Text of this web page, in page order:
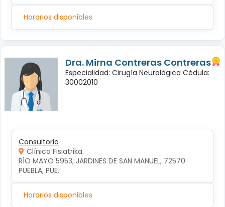
Horarios disponibles
Dra. Mirna Contreras Contreras
Especialidad: Cirugía Neurológica Cédula:
30002010
Consultorio
Clínica Fisiatrika
RÍO MAYO 5953, JARDINES DE SAN MANUEL, 72570
PUEBLA, PUE.
Horarios disponibles